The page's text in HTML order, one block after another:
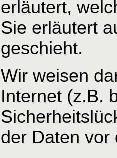
erläutert,
Sie erläutert
geschieht.
Wir weisen
Internet (z.B.
der Daten vor